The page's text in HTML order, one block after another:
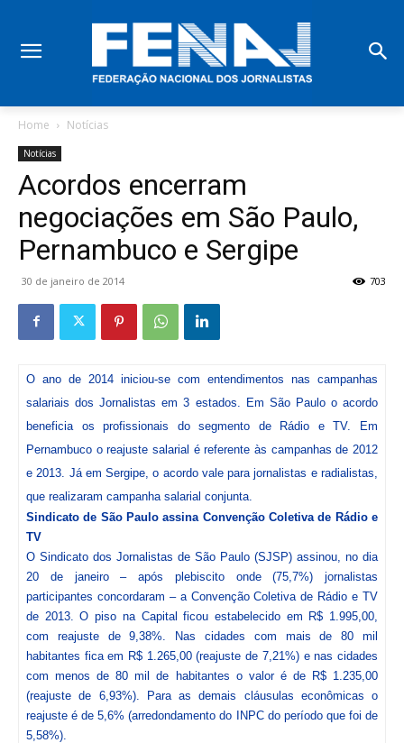
Home Notícias
Notícias
Acordos encerram
negociações em São Paulo,
Pernambuco e Sergipe
30 de janeiro de 2014 703
O ano de 2014 iniciou-se com entendimentos nas campanhas
salariais dos Jornalistas em 3 estados. Em São Paulo o acordo
beneficia os profissionais do segmento de Rádio e TV. Em
Pernambuco o reajuste salarial é referente às campanhas de 2012
e 2013. Já em Sergipe, o acordo vale para jornalistas e radialistas,
que realizaram campanha salarial conjunta.
Sindicato de São Paulo assina Convenção Coletiva de Rádio e
TV
O Sindicato dos Jornalistas de São Paulo (SJSP) assinou, no dia
20 de janeiro – após plebiscito onde (75,7%) jornalistas
participantes concordaram – a Convenção Coletiva de Rádio e TV
de 2013. O piso na Capital ficou estabelecido em R$ 1.995,00,
com reajuste de 9,38%. Nas cidades com mais de 80 mil
habitantes fica em R$ 1.265,00 (reajuste de 7,21%) e nas cidades
com menos de 80 mil de habitantes o valor é de R$ 1.235,00
(reajuste de 6,93%). Para as demais cláusulas econômicas o
reajuste é de 5,6% (arredondamento do INPC do período que foi de
5,58%).